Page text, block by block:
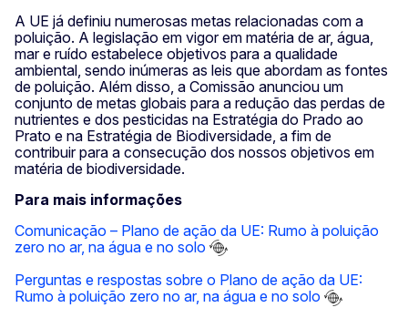
A UE já definiu numerosas metas relacionadas com a
poluição. A legislação em vigor em matéria de ar, água,
mar e ruído estabelece objetivos para a qualidade
ambiental, sendo inúmeras as leis que abordam as fontes
de poluição. Além disso, a Comissão anunciou um
conjunto de metas globais para a redução das perdas de
nutrientes e dos pesticidas na Estratégia do Prado ao
Prato e na Estratégia de Biodiversidade, a fim de
contribuir para a consecução dos nossos objetivos em
matéria de biodiversidade.
Para mais informações
Comunicação – Plano de ação da UE: Rumo à poluição
zero no ar, na água e no solo
Perguntas e respostas sobre o Plano de ação da UE:
Rumo à poluição zero no ar, na água e no solo